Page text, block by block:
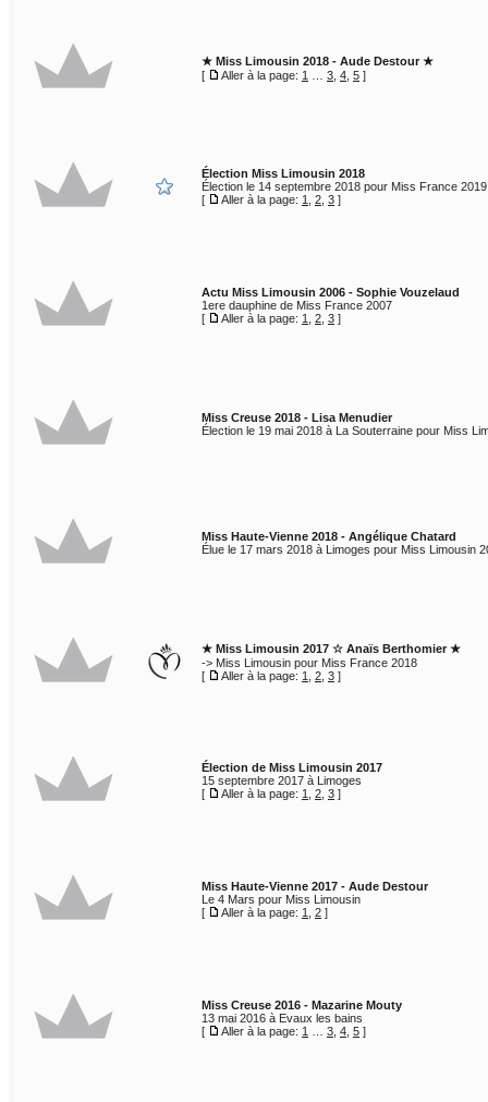
★ Miss Limousin 2018 - Aude Destour ★
[
Aller à la page: 1 3 4 5 ]
Élection Miss Limousin 2018
Élection le 14 septembre 2018 pour Miss France
[
Aller à la page: 1 2 3 ]
Actu Miss Limousin 2006 - Sophie Vouzelaud
1ere dauphine de Miss France 2007
[
Aller à la page: 1 2 3 ]
Miss Creuse 2018 - Lisa Menudier
Élection le 19 mai 2018 à La Souterraine pour Miss
Miss Haute-Vienne 2018 - Angélique Chatard
Élue le 17 mars 2018 à Limoges pour Miss Limousin
★ Miss Limousin 2017 ☆ Anaïs Berthomier ★
-> Miss Limousin pour Miss France 2018
[
Aller à la page: 1 2 3 ]
Élection de Miss Limousin 2017
15 septembre 2017 à Limoges
[
Aller à la page: 1 2 3 ]
Miss Haute-Vienne 2017 - Aude Destour
Le 4 Mars pour Miss Limousin
[
Aller à la page: 1 2 ]
Miss Creuse 2016 - Mazarine Mouty
13 mai 2016 à Evaux les bains
[
Aller à la page: 1 3 4 5 ]